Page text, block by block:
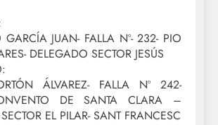
GARCÍA JUAN- FALLA Nº- 232- PIO
DELEGADO SECTOR JESÚS
ÁLVAREZ- FALLA Nº 242-
DE SANTA CLARA –
EL PILAR- SANT FRANCESC